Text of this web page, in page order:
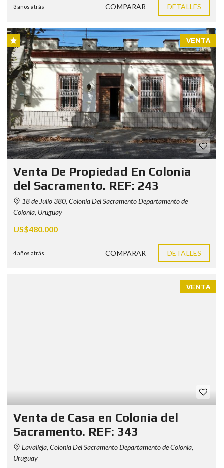
3 años atrás COMPARAR DETALLES
VENTA
Venta De Propiedad En Colonia
del Sacramento. REF: 243
18 de Julio 380, Colonia Del Sacramento Departamento de
Colonia, Uruguay
US$480.000
4 años atrás COMPARAR DETALLES
VENTA
Venta de Casa en Colonia del
Sacramento. REF: 343
Lavalleja, Colonia Del Sacramento Departamento de Colonia,
Uruguay